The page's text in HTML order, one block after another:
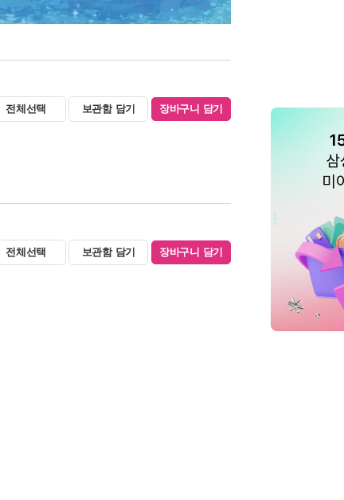
전체선택 보관함 담기 장바구니 담기
전체선택 보관함 담기 장바구니 담기